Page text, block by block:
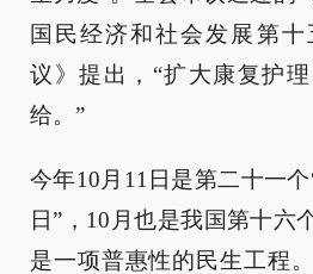
国民经济和社会发展第
议》提出，“扩大康复护
给。”
今年10月11日是第二十一
日”，10月也是我国第十六
是一项普惠性的民生工程